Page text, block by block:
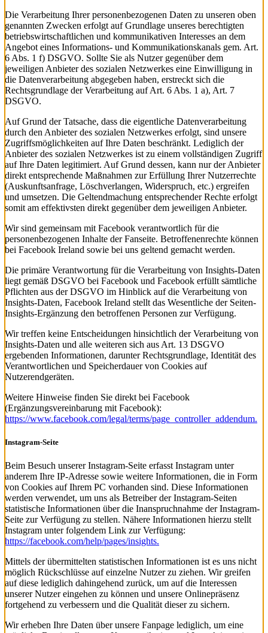
Die Verarbeitung Ihrer personenbezogenen Daten zu unseren oben
genannten Zwecken erfolgt auf Grundlage unseres berechtigten
betriebswirtschaftlichen und kommunikativen Interesses an dem
Angebot eines Informations- und Kommunikationskanals gem. Art.
6 Abs. 1 f) DSGVO. Sollte Sie als Nutzer gegenüber dem
jeweiligen Anbieter des sozialen Netzwerkes eine Einwilligung in
die Datenverarbeitung abgegeben haben, erstreckt sich die
Rechtsgrundlage der Verarbeitung auf Art. 6 Abs. 1 a), Art. 7
DSGVO.
Auf Grund der Tatsache, dass die eigentliche Datenverarbeitung
durch den Anbieter des sozialen Netzwerkes erfolgt, sind unsere
Zugriffsmöglichkeiten auf Ihre Daten beschränkt. Lediglich der
Anbieter des sozialen Netzwerkes ist zu einem vollständigen Zugriff
auf Ihre Daten legitimiert. Auf Grund dessen, kann nur der Anbieter
direkt entsprechende Maßnahmen zur Erfüllung Ihrer Nutzerrechte
(Auskunftsanfrage, Löschverlangen, Widerspruch, etc.) ergreifen
und umsetzen. Die Geltendmachung entsprechender Rechte erfolgt
somit am effektivsten direkt gegenüber dem jeweiligen Anbieter.
Wir sind gemeinsam mit Facebook verantwortlich für die
personenbezogenen Inhalte der Fanseite. Betroffenenrechte können
bei Facebook Ireland sowie bei uns geltend gemacht werden.
Die primäre Verantwortung für die Verarbeitung von Insights-Daten
liegt gemäß DSGVO bei Facebook und Facebook erfüllt sämtliche
Pflichten aus der DSGVO im Hinblick auf die Verarbeitung von
Insights-Daten, Facebook Ireland stellt das Wesentliche der Seiten-
Insights-Ergänzung den betroffenen Personen zur Verfügung.
Wir treffen keine Entscheidungen hinsichtlich der Verarbeitung von
Insights-Daten und alle weiteren sich aus Art. 13 DSGVO
ergebenden Informationen, darunter Rechtsgrundlage, Identität des
Verantwortlichen und Speicherdauer von Cookies auf
Nutzerendgeräten.
Weitere Hinweise finden Sie direkt bei Facebook
(Ergänzungsvereinbarung mit Facebook):
https://www.facebook.com/legal/terms/page_controller_addendum.
Instagram-Seite
Beim Besuch unserer Instagram-Seite erfasst Instagram unter
anderem Ihre IP-Adresse sowie weitere Informationen, die in Form
von Cookies auf Ihrem PC vorhanden sind. Diese Informationen
werden verwendet, um uns als Betreiber der Instagram-Seiten
statistische Informationen über die Inanspruchnahme der Instagram-
Seite zur Verfügung zu stellen. Nähere Informationen hierzu stellt
Instagram unter folgendem Link zur Verfügung:
https://facebook.com/help/pages/insights.
Mittels der übermittelten statistischen Informationen ist es uns nicht
möglich Rückschlüsse auf einzelne Nutzer zu ziehen. Wir greifen
auf diese lediglich dahingehend zurück, um auf die Interessen
unserer Nutzer eingehen zu können und unsere Onlinepräsenz
fortgehend zu verbessern und die Qualität dieser zu sichern.
Wir erheben Ihre Daten über unsere Fanpage lediglich, um eine